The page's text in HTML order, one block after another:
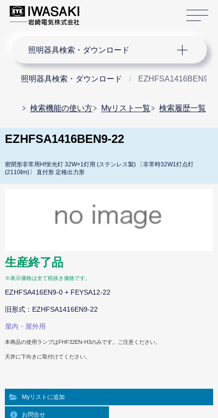
照明器具検索・ダウンロード
照明器具検索・ダウンロード EZHFSA1416BEN9-
検索機能の使い方 Myリスト一覧 検索履歴一覧
EZHFSA1416BEN9-22
密閉形非常用Hf蛍光灯 32W×1灯用 (ステンレス製) 〔非常時32W1灯点灯
(2110ℓm)〕 直付形 定格出力形
生産終了品
※表示価格は全て税抜き価格です。
EZHFSA416EN9-0 + FEYSA12-22
旧形式：EZHFSA1416EN9-22
屋内・屋外用
本商品の使用ランプはFHF32EN-H3のみです。ご注意ください。
天井に下向きに取付けてください。
Myリストに追加
お問合せ